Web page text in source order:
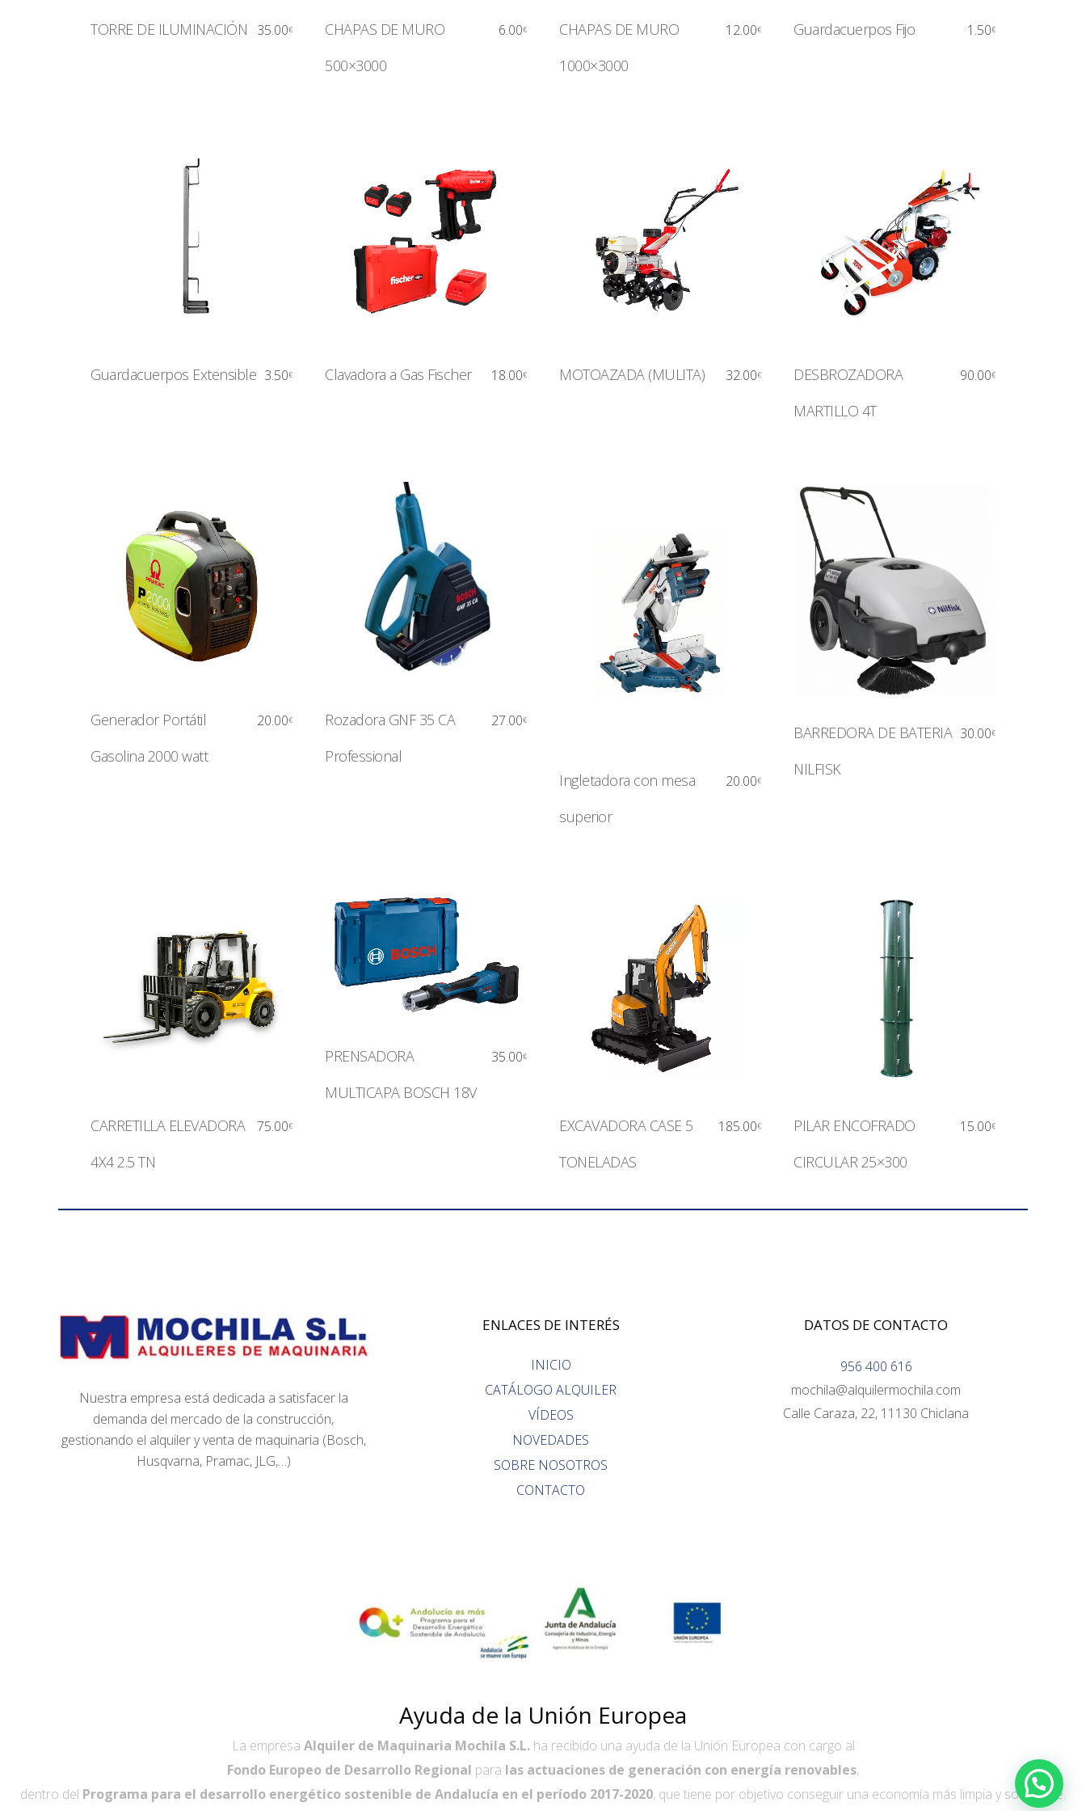
TORRE DE ILUMINACIÓN 35.00€
CHAPAS DE MURO
500×3000
6.00€
CHAPAS DE MURO
1000×3000
12.00€ Guardacuerpos Fijo 1.50€
Guardacuerpos Extensible 3.50€ Clavadora a Gas Fischer 18.00€ MOTOAZADA (MULITA) 32.00€
DESBROZADORA
MARTILLO 4T
90.00€
Generador Portátil
Gasolina 2000 watt
20.00€
Rozadora GNF 35 CA
Professional
27.00€
Ingletadora con mesa
superior
20.00€
BARREDORA DE BATERIA
NILFISK
30.00€
CARRETILLA ELEVADORA
4X4 2.5 TN
75.00€
PRENSADORA
MULTICAPA BOSCH 18V
35.00€
EXCAVADORA CASE 5
TONELADAS
185.00€
PILAR ENCOFRADO
CIRCULAR 25×300
15.00€
Nuestra empresa está dedicada a satisfacer la
demanda del mercado de la construcción,
gestionando el alquiler y venta de maquinaria (Bosch,
Husqvarna, Pramac, JLG,…)
ENLACES DE INTERÉS
INICIO
CATÁLOGO ALQUILER
VÍDEOS
NOVEDADES
SOBRE NOSOTROS
CONTACTO
DATOS DE CONTACTO
956 400 616
mochila@alquilermochila.com
Calle Caraza, 22, 11130 Chiclana
Ayuda de la Unión Europea
La empresa Alquiler de Maquinaria Mochila S.L.ha recibido una ayuda de la Unión Europea con cargo al
Fondo Europeo de Desarrollo Regional para las actuaciones de generación con energía renovables,
dentro del Programa para el desarrollo energético sostenible de Andalucía en el período 2017-2020, que tiene por objetivo conseguir una economía más limpia y sostenible.